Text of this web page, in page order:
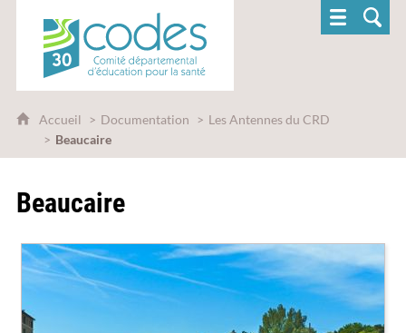
CoDES 30 - Comité départemental
Accueil Documentation
Les Antennes du CRD
Beaucaire
Beaucaire